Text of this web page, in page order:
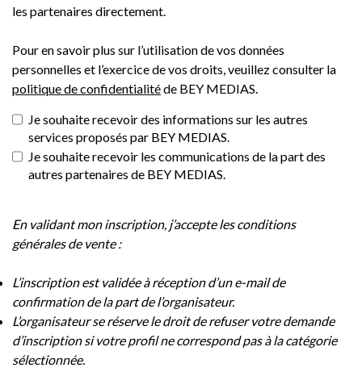
les partenaires directement.
Pour en savoir plus sur l’utilisation de vos données
personnelles et l’exercice de vos droits, veuillez consulter la
politique de confidentialitéde BEY MEDIAS.
Je souhaite recevoir des informations sur les autres
services proposés par BEY MEDIAS.
Je souhaite recevoir les communications de la part des
autres partenaires de BEY MEDIAS.
En validant mon inscription, j’accepte les conditions
générales de vente :
L’inscription est validée à réception d’un e-mail de
confirmation de la part de l’organisateur.
L’organisateur se réserve le droit de refuser votre demande
d’inscription si votre profil ne correspond pas à la catégorie
sélectionnée.